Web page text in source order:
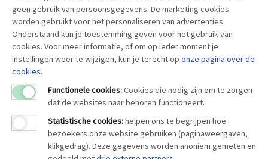
geen gebruik van persoonsgegevens. De marketing cookies
worden gebruikt voor het personaliseren van advertenties.
Onderstaand kun je toestemming geven voor het gebruik van
cookies. Voor meer informatie, of om op ieder moment je
instellingen weer te wijzigen, kun je terecht op onze pagina overde
cookies.
Functionele cookies:Cookies die nodig zijn om te zorgen
dat de websites naar behoren functioneert.
Statistische cookies:helpen ons te begrijpen hoe
bezoekers onze website gebruiken (paginaweergaven,
klikgedrag). Deze gegevens worden anoniem gemeten en